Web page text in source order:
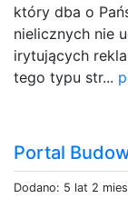
który dba o
nielicznych nie
irytujących
tego typu str...
Portal
Dodano: 5 lat 2